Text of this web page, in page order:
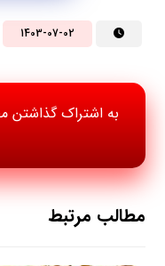
1403-07-02
مطالب مرتبط